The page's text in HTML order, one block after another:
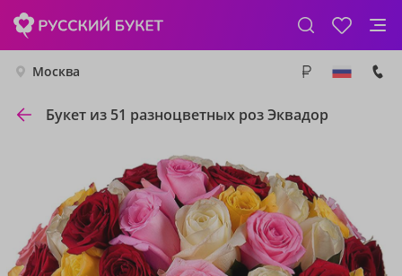
Москва
Букет из 51 разноцветных роз Эквадор